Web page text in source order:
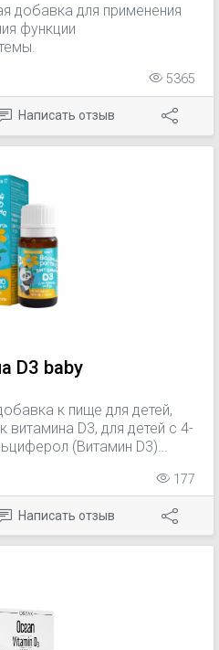
добавка для применения
функции
5365
Написать отзыв
D3 baby
к пище для детей,
витамина D3, для детей с 4-
(Витамин D3)
минеральных
костей,
кальция и фосфатов
кальция в крови
крови.
177
Написать отзыв